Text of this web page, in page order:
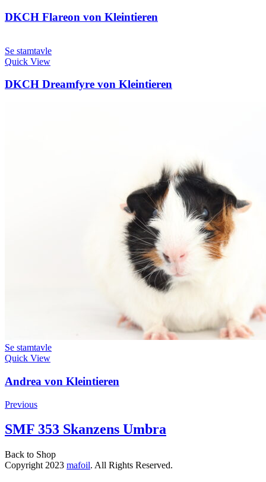
DKCH Flareon von Kleintieren
Se stamtavle
Quick View
DKCH Dreamfyre von Kleintieren
Se stamtavle
Quick View
Andrea von Kleintieren
Previous
SMF 353 Skanzens Umbra
Back to Shop
Copyright 2023 mafoil. All Rights Reserved.